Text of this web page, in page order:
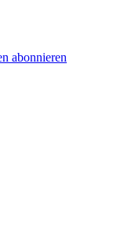
abonnieren